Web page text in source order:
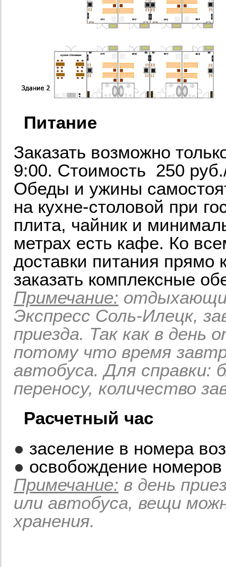
Питание
Заказать возможно
9:00. Стоимость 250
Обеды и ужины
на кухне-столовой при
плита, чайник и
метрах есть кафе. Ко
доставки питания прямо
заказать комплексные
Примечание:
Экспресс Соль-Илецк,
приезда. Так как в день
потому что время
автобуса. Для справки:
переносу, количество
Расчетный час
● заселение в номера
● освобождение
Примечание: в день
или автобуса, вещи
хранения.